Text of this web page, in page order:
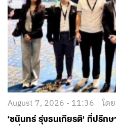
August 7, 2026 - 11:36 โด
‘ชนินทร์ รุ่งธนเกียรติ’ ที่ปรึก